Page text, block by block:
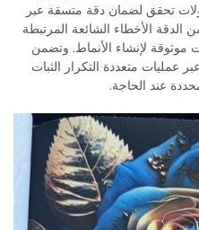
تحقق لضمان دقة متسقة عبر
الأخطاء الشائعة المرتبطة
موثوقة لإنشاء الأنماط. وتضمن
عمليات متعددة التكرار الثبات
عند الحاجة.